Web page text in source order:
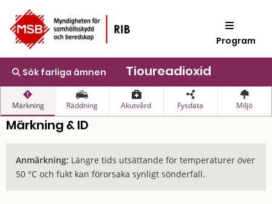
Program
Sök farliga ämnen Tioureadioxid
Märkning Räddning Akutvård Fysdata Miljö
Märkning & ID
Anmärkning: Längre tids utsättande för temperaturer över
50 °C och fukt kan förorsaka synligt sönderfall.